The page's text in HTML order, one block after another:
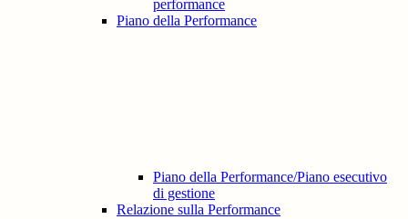
performance
Piano della Performance
Piano della Performance/Piano esecutivo
di gestione
Relazione sulla Performance